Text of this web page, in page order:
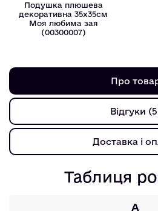
Подушка плюшева
декоративна 35х35см
Моя любима зая
(00300007)
Про
Відгуки
Доставка і
Таблиця
A